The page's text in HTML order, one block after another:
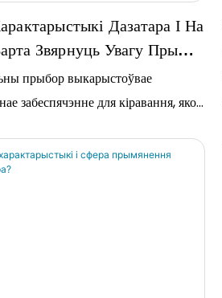
Дазатара І На
Звярнуць Увагу Пры
прыбор выкарыстоўвае
забеспячэнне для кіравання, якое
што дазваляе кантраляваць
абсталявання ў рэжыме